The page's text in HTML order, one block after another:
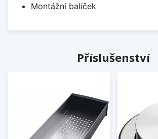
Montážní balíček
Příslušenství